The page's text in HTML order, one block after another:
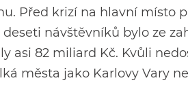
Před krizí na hlavní místo
návštěvníků bylo ze
asi 82 miliard Kč. Kvůli
města jako Karlovy Vary